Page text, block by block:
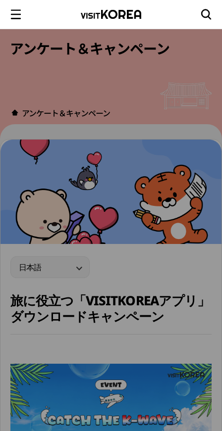
アンケート＆キャンペーン
アンケート＆キャンペーン
旅に役立つ「VISITKOREAアプリ」
ダウンロードキャンペーン
日本語